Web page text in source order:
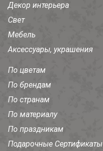
Декор интерьера
Свет
Мебель
Аксессуары, украшения
По цветам
По брендам
По странам
По материалу
По праздникам
Подарочные Сертификаты